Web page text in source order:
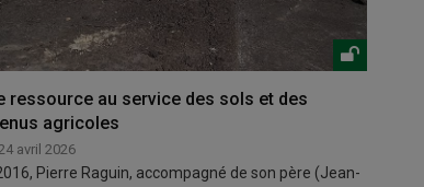
ressource au service des sols et des
agricoles
avril 2026
Pierre Raguin, accompagné de son père (Jean-